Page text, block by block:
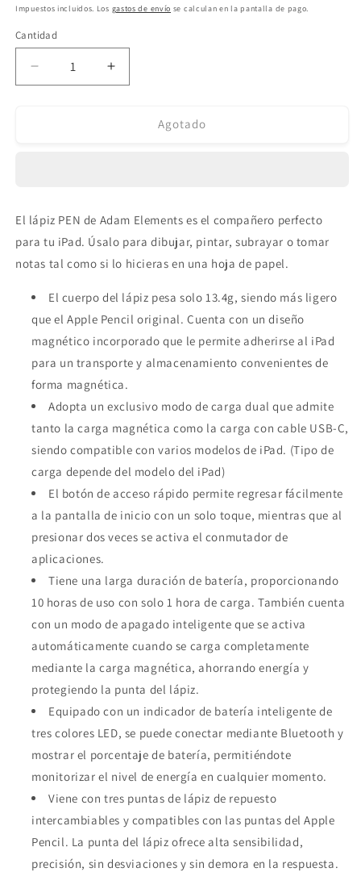
habitual
de
Impuestos incluidos. Los gastos de envío se calculan en la pantalla de pago.
Cantidad
Reducir
cantidad
Rosado
Aumentar
cantidad
Rosado
Agotado
El lápiz PEN de Adam Elements es el compañero perfecto
para tu iPad. Úsalo para dibujar, pintar, subrayar o tomar
notas tal como si lo hicieras en una hoja de papel.
El cuerpo del lápiz pesa solo 13.4g, siendo más ligero
que el Apple Pencil original. Cuenta con un diseño
magnético incorporado que le permite adherirse al iPad
para un transporte y almacenamiento convenientes de
forma magnética.
Adopta un exclusivo modo de carga dual que admite
tanto la carga magnética como la carga con cable USB-C,
siendo compatible con varios modelos de iPad. (Tipo de
carga depende del modelo del iPad)
El botón de acceso rápido permite regresar fácilmente
a la pantalla de inicio con un solo toque, mientras que al
presionar dos veces se activa el conmutador de
aplicaciones.
Tiene una larga duración de batería, proporcionando
10 horas de uso con solo 1 hora de carga. También cuenta
con un modo de apagado inteligente que se activa
automáticamente cuando se carga completamente
mediante la carga magnética, ahorrando energía y
protegiendo la punta del lápiz.
Equipado con un indicador de batería inteligente de
tres colores LED, se puede conectar mediante Bluetooth y
mostrar el porcentaje de batería, permitiéndote
monitorizar el nivel de energía en cualquier momento.
Viene con tres puntas de lápiz de repuesto
intercambiables y compatibles con las puntas del Apple
Pencil. La punta del lápiz ofrece alta sensibilidad,
precisión, sin desviaciones y sin demora en la respuesta.